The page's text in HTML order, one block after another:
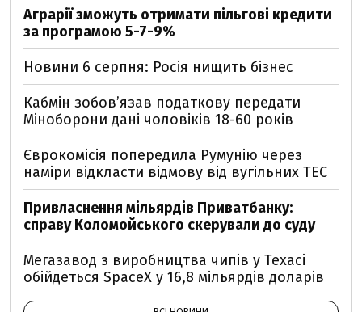
Аграрії зможуть отримати пільгові кредити
за програмою 5-7-9%
Новини 6 серпня: Росія нищить бізнес
Кабмін зобовʼязав податкову передати
Міноборони дані чоловіків 18-60 років
Єврокомісія попередила Румунію через
наміри відкласти відмову від вугільних ТЕС
Привласнення мільярдів Приватбанку:
справу Коломойського скерували до суду
Мегазавод з виробництва чипів у Техасі
обійдеться SpaceX у 16,8 мільярдів доларів